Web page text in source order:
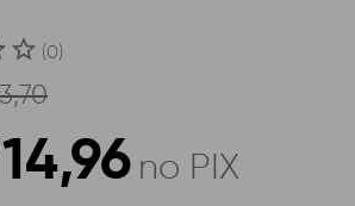
(0)
no PIX